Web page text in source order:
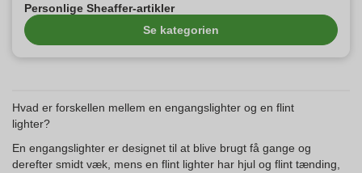
Personlige Sheaffer-artikler
Se kategorien
Hvad er forskellen mellem en engangslighter og en flint
lighter?
En engangslighter er designet til at blive brugt få gange og
derefter smidt væk, mens en flint lighter har hjul og flint tænding,